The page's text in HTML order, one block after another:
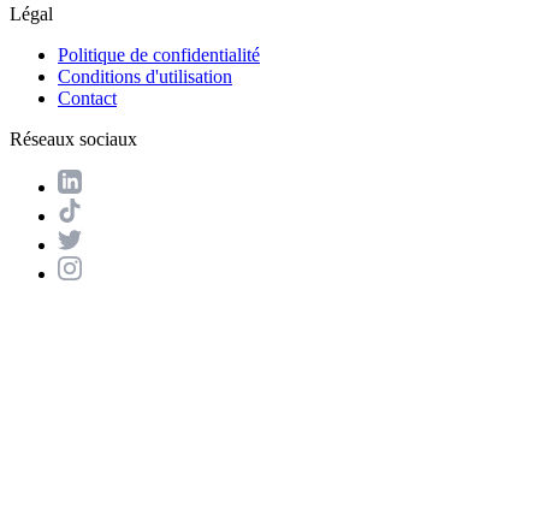
Légal
Politique de confidentialité
Conditions d'utilisation
Contact
Réseaux sociaux